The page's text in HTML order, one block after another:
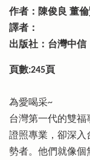
作者：陳俊良 董
譯者：
出版社：台灣中信
頁數:245頁
為愛喝采~
台灣第一代的雙福
證照專業，卻深入
勢者。他們就像個